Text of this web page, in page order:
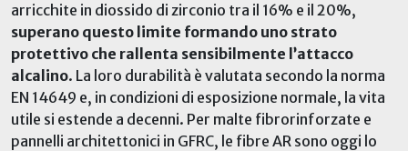
arricchite in diossido di zirconio tra il 16% e il 20%,
superano questo limite formando uno strato
protettivo che rallenta sensibilmente l’attacco
alcalino. La loro durabilità è valutata secondo la norma
EN 14649 e, in condizioni di esposizione normale, la vita
utile si estende a decenni. Per malte fibrorinforzate e
pannelli architettonici in GFRC, le fibre AR sono oggi lo